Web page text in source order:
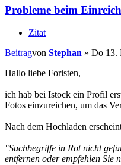
Probleme beim
Zitat
Beitragvon Stephan » Do 13.
Hallo liebe Foristen,
ich hab bei Istock ein Profil
Fotos einzureichen, um das
Nach dem Hochladen
"Suchbegriffe in Rot nicht
entfernen oder empfehlen Sie